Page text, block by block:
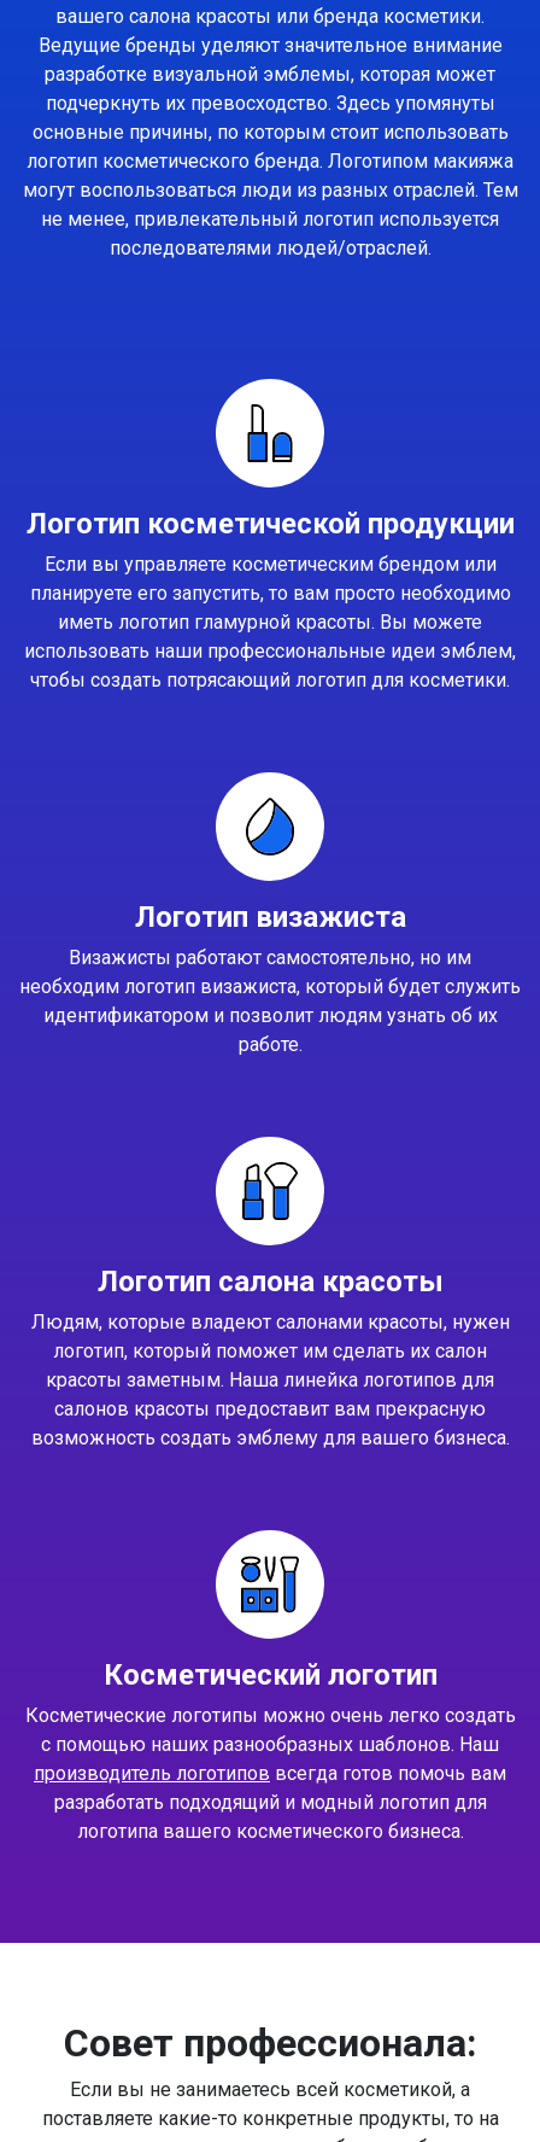
вашего салона красоты или бренда косметики.
Ведущие бренды уделяют значительное внимание
разработке визуальной эмблемы, которая может
подчеркнуть их превосходство. Здесь упомянуты
основные причины, по которым стоит использовать
логотип косметического бренда. Логотипом макияжа
могут воспользоваться люди из разных отраслей. Тем
не менее, привлекательный логотип используется
последователями людей/отраслей.
Логотип косметической продукции
Если вы управляете косметическим брендом или
планируете его запустить, то вам просто необходимо
иметь логотип гламурной красоты. Вы можете
использовать наши профессиональные идеи эмблем,
чтобы создать потрясающий логотип для косметики.
Логотип визажиста
Визажисты работают самостоятельно, но им
необходим логотип визажиста, который будет служить
идентификатором и позволит людям узнать об их
работе.
Логотип салона красоты
Людям, которые владеют салонами красоты, нужен
логотип, который поможет им сделать их салон
красоты заметным. Наша линейка логотипов для
салонов красоты предоставит вам прекрасную
возможность создать эмблему для вашего бизнеса.
Косметический логотип
Косметические логотипы можно очень легко создать
с помощью наших разнообразных шаблонов. Наш
производитель логотипов всегда готов помочь вам
разработать подходящий и модный логотип для
логотипа вашего косметического бизнеса.
Совет профессионала:
Если вы не занимаетесь всей косметикой, а
поставляете какие-то конкретные продукты, то на